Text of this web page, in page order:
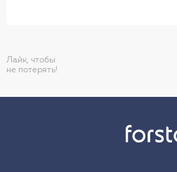
Лайк, чтобы
не потерять!